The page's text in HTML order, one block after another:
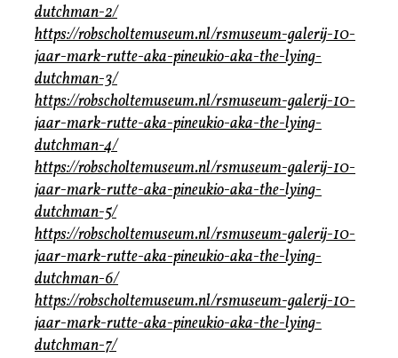
dutchman-2/
https://robscholtemuseum.nl/rsmuseum-galerij-10-
jaar-mark-rutte-aka-pineukio-aka-the-lying-
dutchman-3/
https://robscholtemuseum.nl/rsmuseum-galerij-10-
jaar-mark-rutte-aka-pineukio-aka-the-lying-
dutchman-4/
https://robscholtemuseum.nl/rsmuseum-galerij-10-
jaar-mark-rutte-aka-pineukio-aka-the-lying-
dutchman-5/
https://robscholtemuseum.nl/rsmuseum-galerij-10-
jaar-mark-rutte-aka-pineukio-aka-the-lying-
dutchman-6/
https://robscholtemuseum.nl/rsmuseum-galerij-10-
jaar-mark-rutte-aka-pineukio-aka-the-lying-
dutchman-7/